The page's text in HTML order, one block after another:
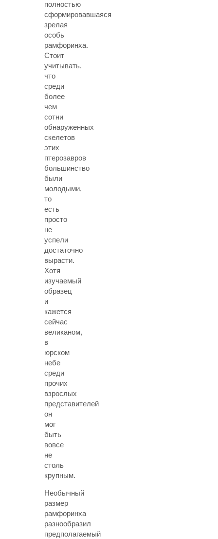
полностью
сформировавшаяся
зрелая
особь
рамфоринха.
Стоит
учитывать,
что
среди
более
чем
сотни
обнаруженных
скелетов
этих
птерозавров
большинство
были
молодыми,
то
есть
просто
не
успели
достаточно
вырасти.
Хотя
изучаемый
образец
и
кажется
сейчас
великаном,
в
юрском
небе
среди
прочих
взрослых
представителей
он
мог
быть
вовсе
не
столь
крупным.
Необычный
размер
рамфоринха
разнообразил
предполагаемый